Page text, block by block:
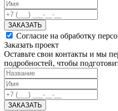
ЗАКАЗАТЬ
Согласие на обработку
Заказать проект
Оставьте свои контакты и мы
подробностей, чтобы
ЗАКАЗАТЬ